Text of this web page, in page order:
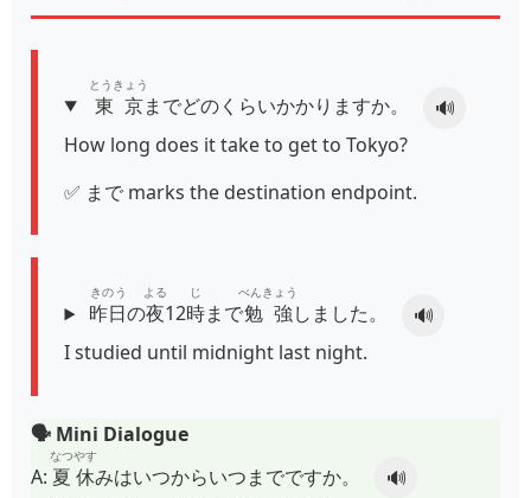
東京
とうきょう
までどのくらいかかりますか。
🔊
How long does it take to get to Tokyo?
✅ まで marks the destination endpoint.
昨日
きのう
の夜
よる
12時
じ
まで勉強
べんきょう
しました。
🔊
I studied until midnight last night.
🗣️ Mini Dialogue
A: 夏休
なつやす
みはいつからいつまでですか。
🔊